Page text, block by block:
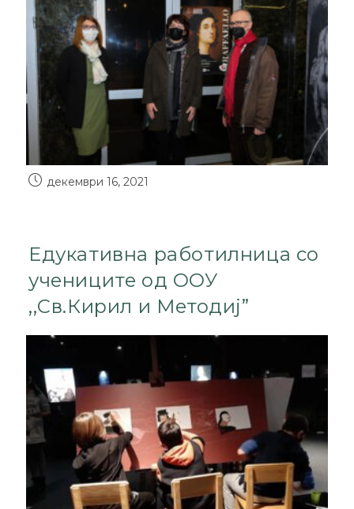
декември 16, 2021
Едукативна работилница со
учениците од ООУ
,,Св.Кирил и Методиј”